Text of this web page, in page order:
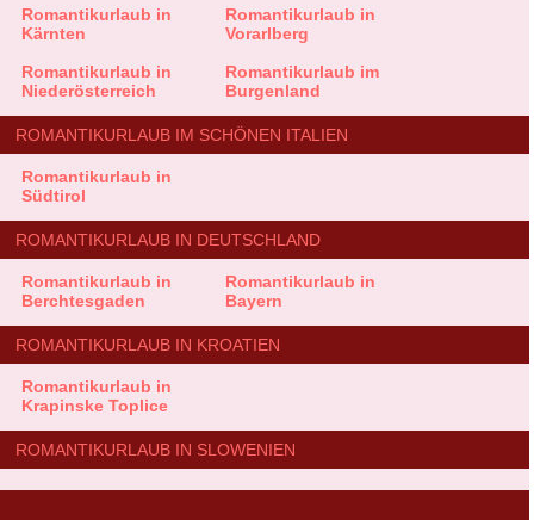
Romantikurlaub in
Kärnten
Romantikurlaub in
Vorarlberg
Romantikurlaub in
Niederösterreich
Romantikurlaub im
Burgenland
ROMANTIKURLAUB IM SCHÖNEN ITALIEN
Romantikurlaub in
Südtirol
ROMANTIKURLAUB IN DEUTSCHLAND
Romantikurlaub in
Berchtesgaden
Romantikurlaub in
Bayern
ROMANTIKURLAUB IN KROATIEN
Romantikurlaub in
Krapinske Toplice
ROMANTIKURLAUB IN SLOWENIEN